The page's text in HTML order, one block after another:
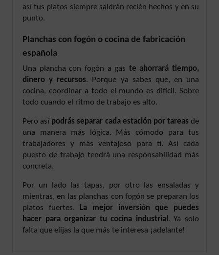
así tus platos siempre saldrán recién hechos y en su
punto.
Planchas con fogón o cocina de fabricación
española
Una plancha con fogón a gas te ahorrará tiempo,
dinero y recursos. Porque ya sabes que, en una
cocina, coordinar a todo el mundo es difícil. Sobre
todo cuando el ritmo de trabajo es alto.
Pero así podrás separar cada estación por tareas de
una manera más lógica. Más cómodo para tus
trabajadores y más ventajoso para ti. Así cada
puesto de trabajo tendrá una responsabilidad más
concreta.
Por un lado las tapas, por otro las ensaladas y
mientras, en las planchas con fogón se preparan los
platos fuertes.
La mejor inversión que puedes
hacer para organizar tu cocina industrial . Ya solo
falta que elijas la que más te interesa ¡adelante!